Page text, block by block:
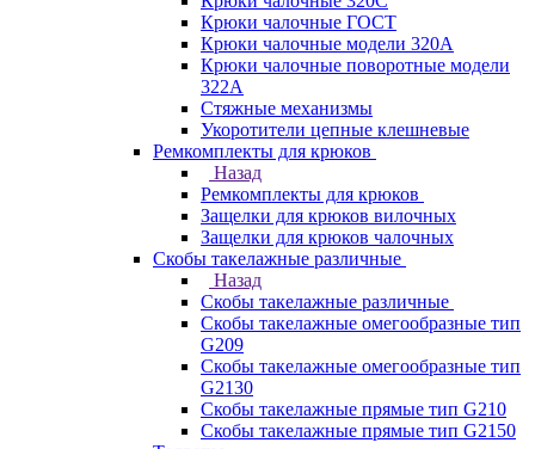
Крюки чалочные ГОСТ
Крюки чалочные модели 320А
Крюки чалочные поворотные модели
322А
Стяжные механизмы
Укоротители цепные клешневые
Ремкомплекты для крюков
Назад
Ремкомплекты для крюков
Защелки для крюков вилочных
Защелки для крюков чалочных
Скобы такелажные различные
Назад
Скобы такелажные различные
Скобы такелажные омегообразные тип
G209
Скобы такелажные омегообразные тип
G2130
Скобы такелажные прямые тип G210
Скобы такелажные прямые тип G2150